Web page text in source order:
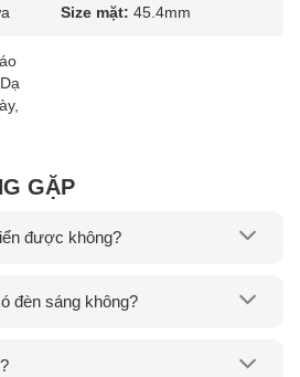
Size mặt: 45.4mm
GẶP
được không?
đèn sáng không?